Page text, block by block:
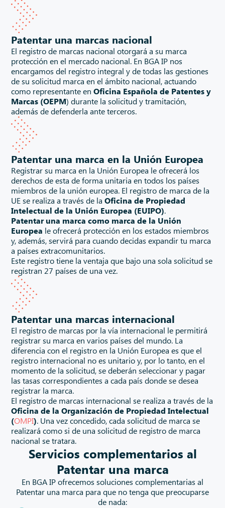
Patentar una marcas nacional
El registro de marcas nacional otorgará a su marca
protección en el mercado nacional. En BGA IP nos
encargamos del registro integral y de todas las gestiones
de su solicitud marca en el ámbito nacional, actuando
como representante enOficina Española de Patentes y
Marcas (OEPM) durante la solicitud y tramitación,
además de defenderla ante terceros.
Patentar una marca en la Unión Europea
Registrar su marca en la Unión Europea le ofrecerá los
derechos de esta de forma unitaria en todos los países
miembros de la unión europea. El registro de marca de la
UE se realiza a través de laOficina de Propiedad
Intelectual de la Unión Europea (EUIPO).
Patentar una marca como marca de la Unión
Europea le ofrecerá protección en los estados miembros
y, además, servirá para cuando decidas expandir tu marca
a países extracomunitarios.
Este registro tiene la ventaja que bajo una sola solicitud se
registran 27 países de una vez.
Patentar una marcas internacional
El registro de marcas por la vía internacional le permitirá
registrar su marca en varios países del mundo. La
diferencia con el registro en la Unión Europea es que el
registro internacional no es unitario y, por lo tanto, en el
momento de la solicitud, se deberán seleccionar y pagar
las tasas correspondientes a cada país donde se desea
registrar la marca.
El registro de marcas internacional se realiza a través de la
Oficina de la Organización de Propiedad Intelectual
(OMPI). Una vez concedido, cada solicitud de marca se
realizará como si de una solicitud de registro de marca
nacional se tratara.
Servicios complementarios al
Patentar una marca
En BGA IP ofrecemos soluciones complementarias al
Patentar una marca para que no tenga que preocuparse
de nada: